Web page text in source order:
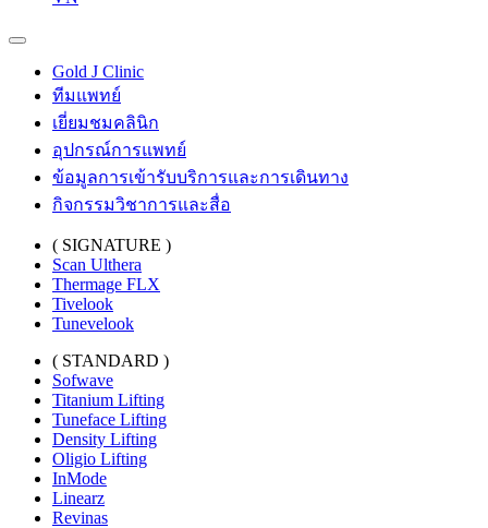
Gold J Clinic
ทีมแพทย์
เยี่ยมชมคลินิก
อุปกรณ์การแพทย์
ข้อมูลการเข้ารับบริการและการเดินทาง
กิจกรรมวิชาการและสื่อ
( SIGNATURE )
Scan Ulthera
Thermage FLX
Tivelook
Tunevelook
( STANDARD )
Sofwave
Titanium Lifting
Tuneface Lifting
Density Lifting
Oligio Lifting
InMode
Linearz
Revinas